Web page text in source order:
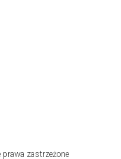
zastrzeżone